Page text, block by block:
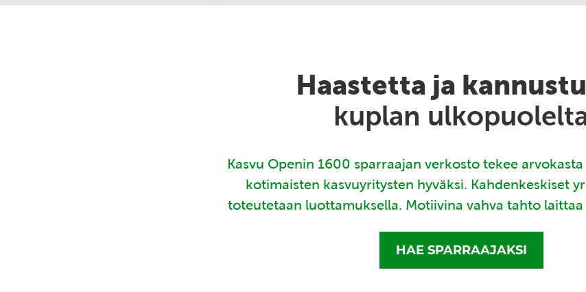
Haastetta ja
kuplan
Kasvu Openin 1600 sparraajan verkosto tekee
kotimaisten kasvuyritysten hyväksi. Kahdenkeskiset
toteutetaan luottamuksella. Motiivina vahva tahto
HAE SPARRAAJAKSI